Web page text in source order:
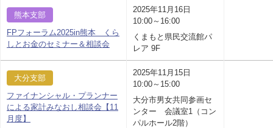
熊本支部
FPフォーラム2025in熊本 くら
しとお金のセミナー＆相談会
2025年11月16日
10:00～16:00
くまもと県民交流館パ
レア 9F
大分支部
ファイナンシャル・プランナー
による家計みなおし相談会【11
月度】
2025年11月15日
10:00～15:00
大分市男女共同参画セ
ンター 会議室1（コン
パルホール2階）